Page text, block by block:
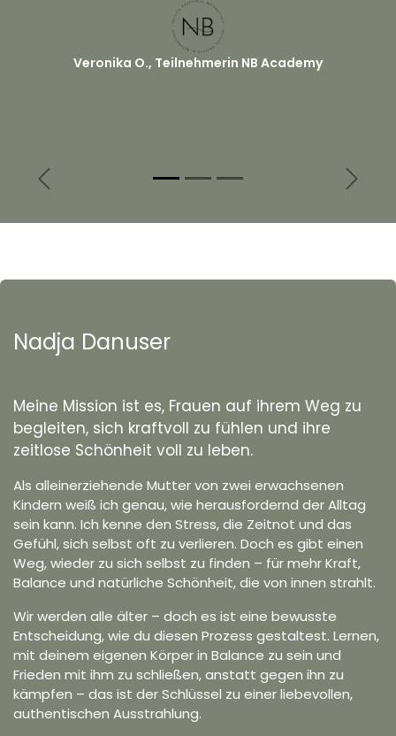
Veronika O., Teilnehmerin NB Academy
Zurück Weiter
Nadja Danuser
Meine Mission ist es, Frauen auf ihrem Weg zu
begleiten, sich kraftvoll zu fühlen und ihre
zeitlose Schönheit voll zu leben.
Als alleinerziehende Mutter von zwei erwachsenen
Kindern weiß ich genau, wie herausfordernd der Alltag
sein kann. Ich kenne den Stress, die Zeitnot und das
Gefühl, sich selbst oft zu verlieren. Doch es gibt einen
Weg, wieder zu sich selbst zu finden – für mehr Kraft,
Balance und natürliche Schönheit, die von innen strahlt.
Wir werden alle älter – doch es ist eine bewusste
Entscheidung, wie du diesen Prozess gestaltest. Lernen,
mit deinem eigenen Körper in Balance zu sein und
Frieden mit ihm zu schließen, anstatt gegen ihn zu
kämpfen – das ist der Schlüssel zu einer liebevollen,
authentischen Ausstrahlung.